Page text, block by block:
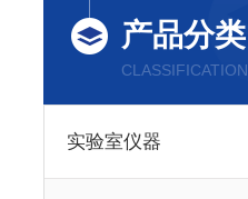
产品分类
CLASSIFICATION
实验室仪器